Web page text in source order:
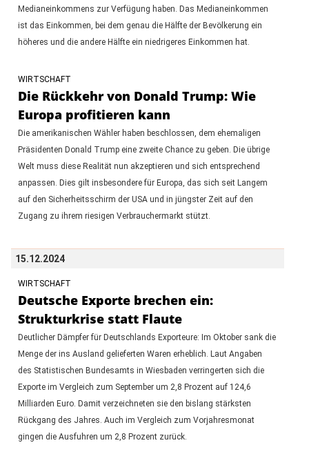
Medianeinkommens zur Verfügung haben. Das Medianeinkommen
ist das Einkommen, bei dem genau die Hälfte der Bevölkerung ein
höheres und die andere Hälfte ein niedrigeres Einkommen hat.
WIRTSCHAFT
Die Rückkehr von Donald Trump: Wie
Europa profitieren kann
Die amerikanischen Wähler haben beschlossen, dem ehemaligen
Präsidenten Donald Trump eine zweite Chance zu geben. Die übrige
Welt muss diese Realität nun akzeptieren und sich entsprechend
anpassen. Dies gilt insbesondere für Europa, das sich seit Langem
auf den Sicherheitsschirm der USA und in jüngster Zeit auf den
Zugang zu ihrem riesigen Verbrauchermarkt stützt.
15.12.2024
WIRTSCHAFT
Deutsche Exporte brechen ein:
Strukturkrise statt Flaute
Deutlicher Dämpfer für Deutschlands Exporteure: Im Oktober sank die
Menge der ins Ausland gelieferten Waren erheblich. Laut Angaben
des Statistischen Bundesamts in Wiesbaden verringerten sich die
Exporte im Vergleich zum September um 2,8 Prozent auf 124,6
Milliarden Euro. Damit verzeichneten sie den bislang stärksten
Rückgang des Jahres. Auch im Vergleich zum Vorjahresmonat
gingen die Ausfuhren um 2,8 Prozent zurück.